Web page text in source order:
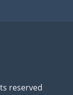
reserved